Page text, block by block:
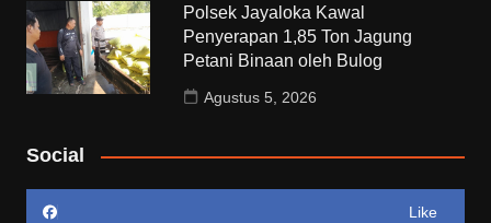
Polsek Jayaloka Kawal
Penyerapan 1,85 Ton Jagung
Petani Binaan oleh Bulog
Agustus 5, 2026
Social
Like